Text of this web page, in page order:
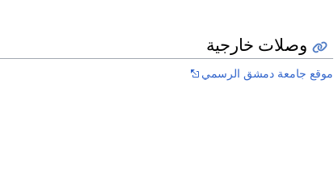
وصلات خارجية
موقع جامعة دمشق الرسمي